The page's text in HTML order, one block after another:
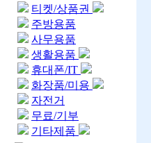
티켓/상품권
주방용품
사무용품
생활용품
휴대폰/IT
화장품/미용
자전거
무료/기부
기타제품